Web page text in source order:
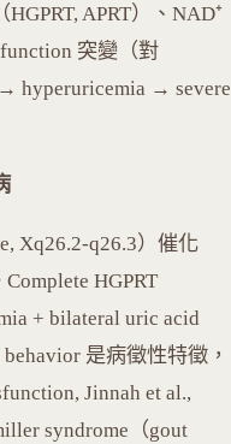
APRT）、NAD⁺
function 突變（對
hyperuricemia → severe
Xq26.2-q26.3）催化
HGPRT
+ bilateral uric acid
是病徵性特徵，
Jinnah et al.,
syndrome（gout